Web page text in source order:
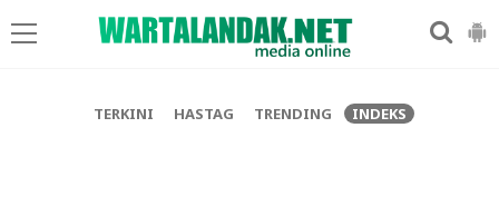
TERKINI HASTAG TRENDING INDEKS